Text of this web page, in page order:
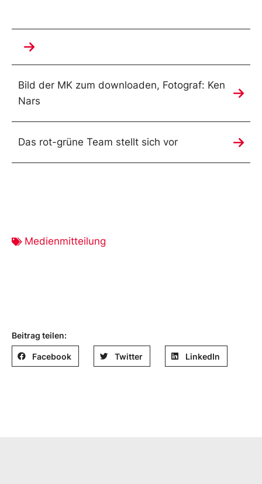
Bild der MK zum downloaden, Fotograf: Ken
Nars
Das rot-grüne Team stellt sich vor
Medienmitteilung
Beitrag teilen:
Facebook Twitter LinkedIn